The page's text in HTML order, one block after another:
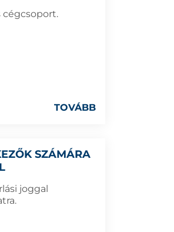
cégcsoport.
TOVÁBB
SZÁMÁRA
joggal